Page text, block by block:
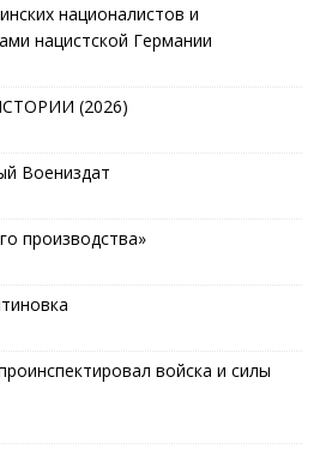
националистов и
нацистской Германии
(2026)
Воениздат
производства»
войска и силы